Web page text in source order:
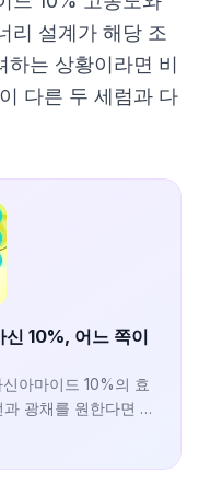
리 설계가 해당 조
하는 상황이라면 비
다른 두 세럼과 다
10%, 어느 쪽이
아마이드 10%의 효
광채를 원한다면 두